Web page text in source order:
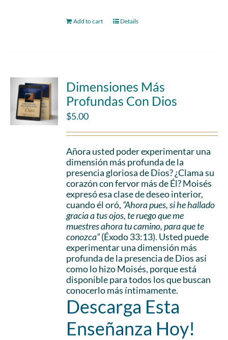
Add to cart Details
Dimensiones Más
Profundas Con Dios
$5.00
Añora usted poder experimentar una
dimensión más profunda de la
presencia gloriosa de Dios? ¿Clama su
corazón con fervor más de Él? Moisés
expresó esa clase de deseo interior,
cuando él oró, “Ahora pues, si he hallado
gracia a tus ojos, te ruego que me
muestres ahora tu camino, para que te
conozca”(Éxodo 33:13). Usted puede
experimentar una dimensión más
profunda de la presencia de Dios así
como lo hizo Moisés, porque está
disponible para todos los que buscan
conocerlo más íntimamente.
Descarga Esta
Enseñanza Hoy!